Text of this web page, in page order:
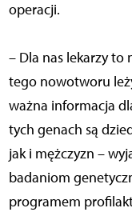
operacji.
– Dla nas lekarzy to
tego nowotworu
ważna informacja
tych genach są
jak i mężczyzn –
badaniom
programem